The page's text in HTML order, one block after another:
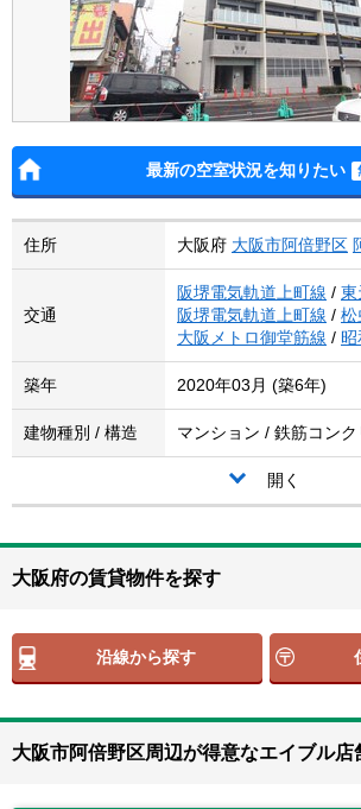
最新の空室状況を知りたい
住所 大阪府 大阪市阿倍野区
交通
阪堺電気軌道上町線 / 東
阪堺電気軌道上町線 / 松
大阪メトロ御堂筋線 /
築年 2020年03月 (築6年)
建物種別 / 構造 マンション / 鉄筋コン
開く
大阪府の賃貸物件を探す
沿線から探す
大阪市阿倍野区周辺が得意なエイブル店